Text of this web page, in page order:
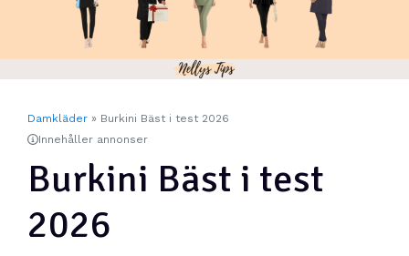
Damkläder » Burkini Bäst i test 2026
Innehåller annonser
Burkini Bäst i test
2026